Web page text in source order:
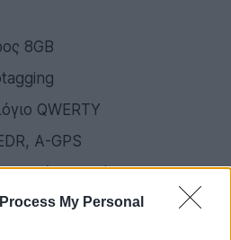
My Personal
8GB
QWERTY
A-GPS
απόστασης, ambient
ώρες ομιλία, 300 ώρες